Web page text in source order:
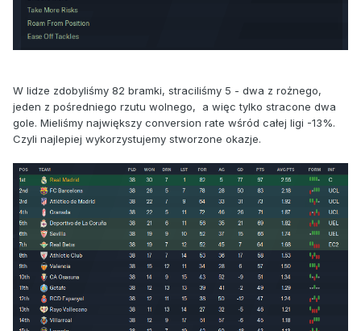
W lidze zdobyliśmy 82 bramki, straciliśmy 5 - dwa z rożnego,
jeden z pośredniego rzutu wolnego, a więc tylko stracone dwa
gole. Mieliśmy największy conversion rate wśród całej ligi -13%.
Czyli najlepiej wykorzystujemy stworzone okazje.